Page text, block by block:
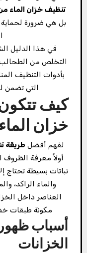
تنظيف خزان الماء
بل هي ضرورة لحماية
في هذا الدليل
التخلص من الطحالب
بأدوات التنظيف
التي تضمن
كيف
خزان
لفهم أفضل طريقة
أولاً معرفة
نباتات بسيطة تحتاج
والماء الراكد،
العناصر داخل
مكونة طبقات
أسباب
الخزانات